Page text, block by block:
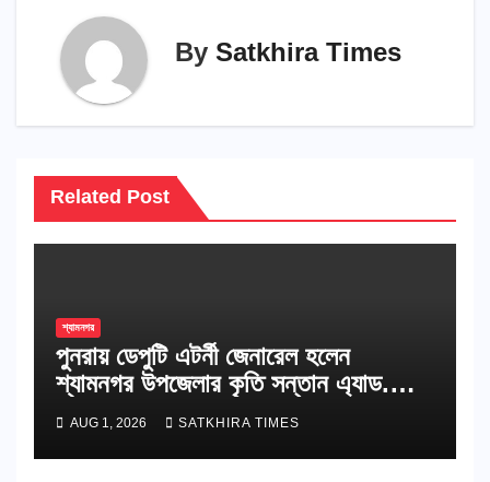
By Satkhira Times
Related Post
শ্যামনগর
পুনরায় ডেপুটি এটর্নী জেনারেল হলেন
শ্যামনগর উপজেলার কৃতি সন্তান এ্যাড.
মাসুদুল আলম দোহা
AUG 1, 2026 SATKHIRA TIMES